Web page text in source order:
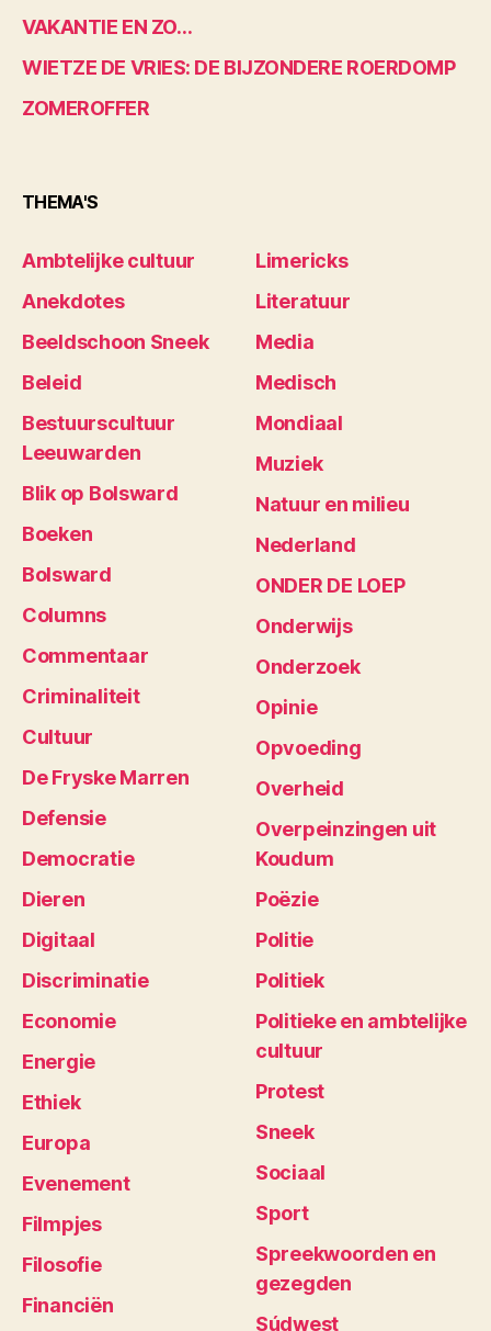
VAKANTIE EN ZO…
WIETZE DE VRIES: DE BIJZONDERE ROERDOMP
ZOMEROFFER
THEMA'S
Ambtelijke cultuur
Anekdotes
Beeldschoon Sneek
Beleid
Bestuurscultuur
Leeuwarden
Blik op Bolsward
Boeken
Bolsward
Columns
Commentaar
Criminaliteit
Cultuur
De Fryske Marren
Defensie
Democratie
Dieren
Digitaal
Discriminatie
Economie
Energie
Ethiek
Europa
Evenement
Filmpjes
Filosofie
Financiën
Limericks
Literatuur
Media
Medisch
Mondiaal
Muziek
Natuur en milieu
Nederland
ONDER DE LOEP
Onderwijs
Onderzoek
Opinie
Opvoeding
Overheid
Overpeinzingen uit
Koudum
Poëzie
Politie
Politiek
Politieke en ambtelijke
cultuur
Protest
Sneek
Sociaal
Sport
Spreekwoorden en
gezegden
Súdwest